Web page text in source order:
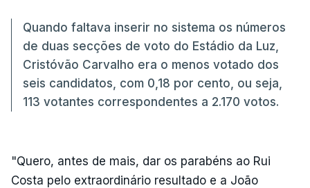
Quando faltava inserir no sistema os números
de duas secções de voto do Estádio da Luz,
Cristóvão Carvalho era o menos votado dos
seis candidatos, com 0,18 por cento, ou seja,
113 votantes correspondentes a 2.170 votos.
"Quero, antes de mais, dar os parabéns ao Rui
Costa pelo extraordinário resultado e a João